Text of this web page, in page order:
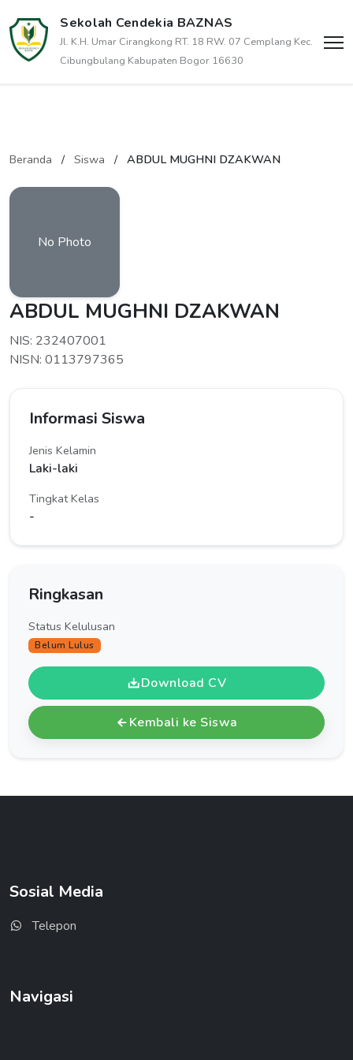
Sekolah Cendekia BAZNAS
Jl. K.H. Umar Cirangkong RT. 18 RW. 07 Cemplang Kec.
Cibungbulang Kabupaten Bogor 16630
Beranda / Siswa / ABDUL MUGHNI DZAKWAN
No Photo
ABDUL MUGHNI DZAKWAN
NIS: 232407001
NISN: 0113797365
Informasi Siswa
Jenis Kelamin
Laki-laki
Tingkat Kelas
-
Ringkasan
Status Kelulusan
Belum Lulus
Download CV
Kembali ke Siswa
Sosial Media
Telepon
Navigasi